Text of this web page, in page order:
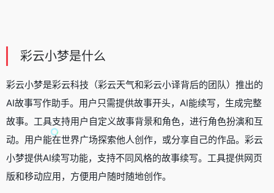
彩云小梦是什么
彩云小梦是彩云科技（彩云天气和彩云小译背后的团队）推出的
AI故事写作助手。用户只需提供故事开头，AI能续写，生成完整
故事。工具支持用户自定义故事背景和角色，进行角色扮演和互
动。用户能在世界广场探索他人创作，或分享自己的作品。彩云
小梦提供AI续写功能，支持不同风格的故事续写。工具提供网页
版和移动应用，方便用户随时随地创作。